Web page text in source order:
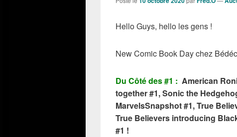
Hello Guys, hello les gens !
New Comic Book Day chez
Du Côté des #1 : American
together #1, Sonic the
MarvelsSnapshot #1, True
True Believers introducing
#1 !